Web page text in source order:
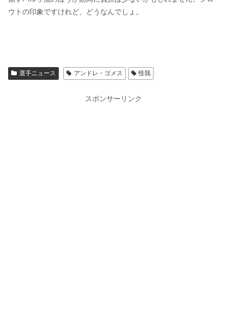
ウトの印象ですけれど、どうなんでしょ。
選手ニュース アンドレ・ゴメス 怪我
スポンサーリンク